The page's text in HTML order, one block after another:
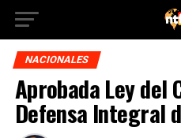
NACIONALES
Aprobada Ley del
Defensa Integral